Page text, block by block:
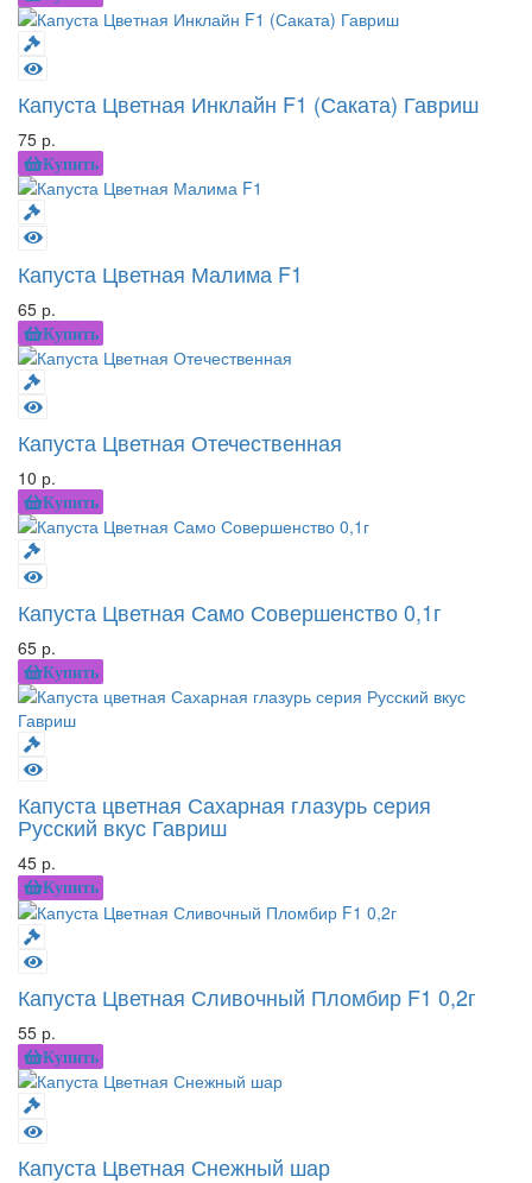
Капуста Цветная Инклайн F1 (Саката) Гавриш
75 р.
Купить
Капуста Цветная Малима F1
65 р.
Купить
Капуста Цветная Отечественная
10 р.
Купить
Капуста Цветная Само Совершенство 0,1г
65 р.
Купить
Капуста цветная Сахарная глазурь серия
Русский вкус Гавриш
45 р.
Купить
Капуста Цветная Сливочный Пломбир F1 0,2г
55 р.
Купить
Капуста Цветная Снежный шар